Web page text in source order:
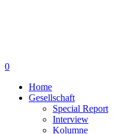
0
Home
Gesellschaft
Special Report
Interview
Kolumne